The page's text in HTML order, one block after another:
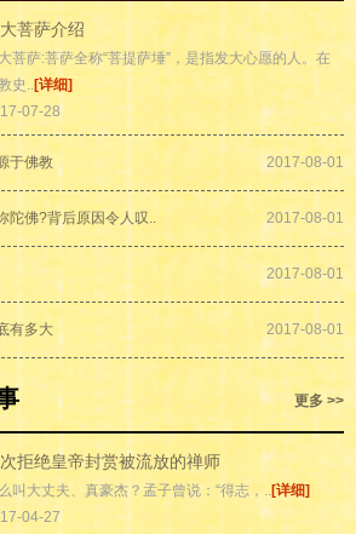
菩萨介绍
菩萨:菩萨全称“菩提萨埵”，是指发大心愿的人。在
史..[详细]
07-28
2017-08-01
于佛教
2017-08-01
陀佛?背后原因令人叹..
2017-08-01
2017-08-01
有多大
更多 >>
拒绝皇帝封赏被流放的禅师
叫大丈夫、真豪杰？孟子曾说：“得志，..[详细]
04-27